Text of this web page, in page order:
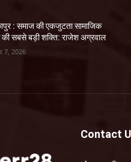
: समाज की एकजुटता सामाजिक
की सबसे बड़ी शक्ति: राजेश अग्रवाल
7, 2026
Contact